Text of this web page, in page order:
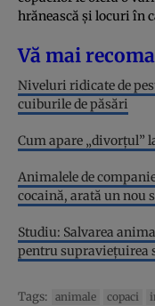
hrănească și locuri în
Vă mai
Niveluri ridicate de
cuiburile de păsări
Cum apare „divorțul”
Animalele de
cocaină, arată un nou
Studiu: Salvarea
pentru supraviețuirea
Tags: animale copaci